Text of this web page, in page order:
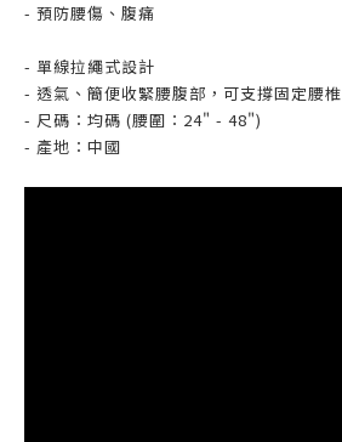
- 預防腰傷、腹痛
- 單線拉繩式設計
- 透氣、簡便收緊腰腹部，可支撐固定腰椎
- 尺碼：均碼 (腰圍：24" - 48")
- 產地：中國